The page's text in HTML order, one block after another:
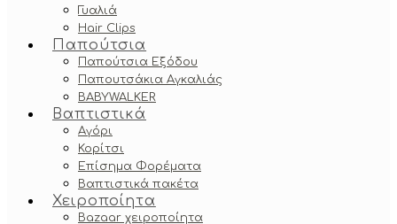
Γυαλιά
Hair Clips
Παπούτσια
Παπούτσια Εξόδου
Παπουτσάκια Αγκαλιάς
BABYWALKER
Βαπτιστικά
Αγόρι
Κορίτσι
Επίσημα Φορέματα
Βαπτιστικά πακέτα
Χειροποίητα
Bazaar χειροποίητα